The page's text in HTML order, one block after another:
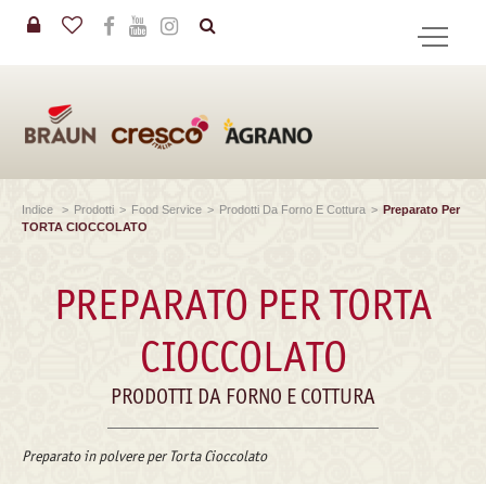
Indice > Prodotti > Food Service > Prodotti Da Forno E Cottura > Preparato Per
TORTA CIOCCOLATO
PREPARATO PER TORTA
CIOCCOLATO
PRODOTTI DA FORNO E COTTURA
Preparato in polvere per Torta Cioccolato